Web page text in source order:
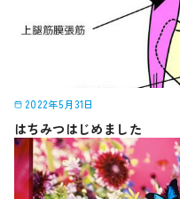
2022年5月31日
はちみつはじめました